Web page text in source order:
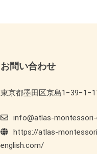
お問い合わせ
東京都墨田区京島
info@atlas-montessori-
https://atlas-
english.com/